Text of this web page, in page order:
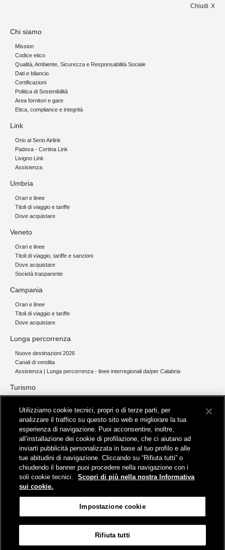
Chiudi
Chi siamo
Mission
Codice etico
Qualità, Ambiente, Sicurezza e Responsabilità Sociale
Dati e bilancio
Certificazioni
Politica di Sostenibilità
Area fornitori e gare
Etica, compliance e integrità
Link
Orio al Serio Airlink
Padova - Cortina Link
Livigno Link
Assistenza
Umbria
Orari e linee
Titoli di viaggio e tariffe
Dove acquistare
Veneto
Orari e linee
Titoli di viaggio, tariffe e sanzioni
Dove acquistare
Società trasparente
Campania
Orari e linee
Titoli di viaggio e tariffe
Dove acquistare
Lunga percorrenza
Nuove destinazioni 2026
Canali di vendita
Assistenza | Lunga percorrenza - linee interregionali da/per Calabria
Turismo
Servizi per aeroporti
Servizi di noleggio con conducente
Servizio di navigazione sul Lago Trasimeno
News e comunicati stampa
Comunicati stampa
Busitalia – Sita Nord
, Gruppo FS Italiane, è attiva nei servizi di
trasporto locale in Italia ed all'estero, che gestisce direttamente o
attraverso società controllate.
Viale Fratelli Rosselli, 80 - 50123 Firenze
Utilizziamo cookie tecnici, propri o di terze parti, per
analizzare il traffico su questo sito web e migliorare la tua
esperienza di navigazione. Puoi acconsentire, inoltre,
all’installazione dei cookie di profilazione, che ci aiutano ad
inviarti pubblicità personalizzata in base al tuo profilo e alle
tue abitudini di navigazione. Cliccando su “Rifiuta tutti” o
chiudendo il banner puoi procedere nella navigazione con i
soli cookie tecnici.
Scopri di più nella nostra Informativa
sui cookie.
Impostazione cookie
Rifiuta tutti